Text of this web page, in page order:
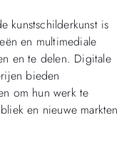
kunstschilderkunst is
en multimediale
en te delen. Digitale
bieden
om hun werk te
en nieuwe markten